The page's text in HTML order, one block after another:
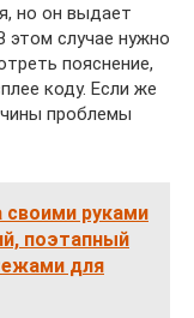
но он выдает
этом случае нужно
пояснение,
коду. Если же
проблемы
своими руками
поэтапный
для